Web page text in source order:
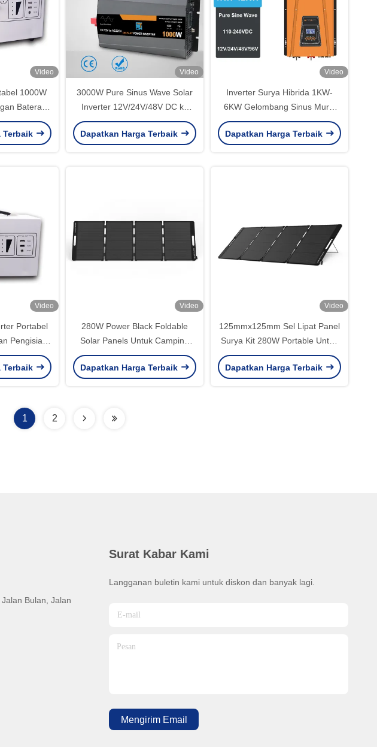
Video
1000W
Baterai
Terbaik
Video
3000W Pure Sinus Wave Solar
Inverter 12V/24V/48V DC ke
110V/220V AC
Dapatkan Harga Terbaik
Video
Inverter Surya Hibrida 1KW-
6KW Gelombang Sinus Murni
110V/220V
Dapatkan Harga Terbaik
Video
Portabel
Pengisian
Terbaik
Video
280W Power Black Foldable
Solar Panels Untuk Camping
Portable Dan Sumber Daya
Luar Ruang
Dapatkan Harga Terbaik
Video
125mmx125mm Sel Lipat Panel
Surya Kit 280W Portable Untuk
Camping Outdoor
Dapatkan Harga Terbaik
1 2
Bulan, Jalan
Surat Kabar Kami
Langganan buletin kami untuk diskon dan banyak lagi.
Mengirim Email